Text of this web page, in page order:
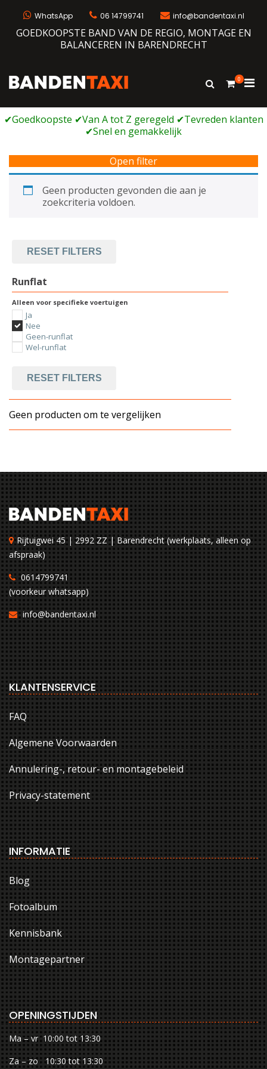
WhatsApp 06 14799741 info@bandentaxi.nl
GOEDKOOPSTE BAND VAN DE REGIO, MONTAGE EN
BALANCEREN IN BARENDRECHT
Bandengarage met eigen webshop
Toon
0
voor
Open filter
Geen producten gevonden die aan je
zoekcriteria voldoen.
RESET FILTERS
Runflat
Alleen voor specifieke voertuigen
Ja
Nee
Geen-runflat
Wel-runflat
RESET FILTERS
Geen producten om te vergelijken
Rijtuigwei 45 | 2992 ZZ | Barendrecht (werkplaats, alleen op
afspraak)
0614799741
(voorkeur whatsapp)
info@bandentaxi.nl
KLANTENSERVICE
FAQ
Algemene Voorwaarden
Annulering-, retour- en montagebeleid
Privacy-statement
INFORMATIE
Blog
Fotoalbum
Kennisbank
Montagepartner
OPENINGSTIJDEN
Ma – vr 10:00 tot 13:30
Za – zo 10:30 tot 13:30